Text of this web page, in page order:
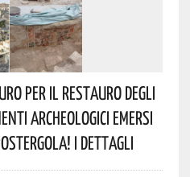
Per Il Restauro Degli
Archeologici Emersi
I Dettagli